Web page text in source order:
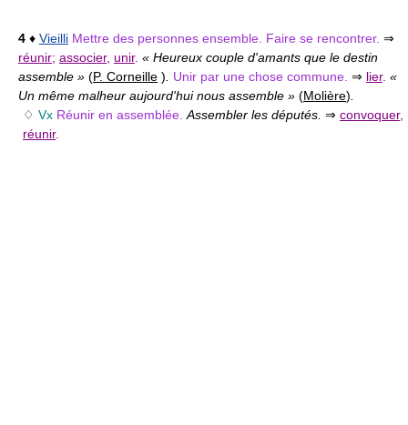
4 ♦ Vieilli Mettre des personnes ensemble. Faire se rencontrer. ⇒
réunir; associer, unir. « Heureux couple d'amants que le destin
assemble » (P. Corneille ) Unir par une chose commune. ⇒ lier. «
Un même malheur aujourd'hui nous assemble » (Molière)
♢ Vx Réunir en assemblée. Assembler les députés. ⇒ convoquer,
réunir.